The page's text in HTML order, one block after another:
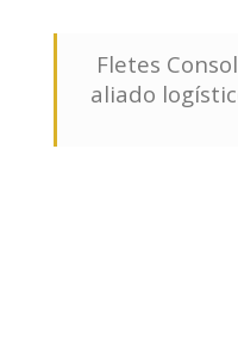
Fletes
aliado